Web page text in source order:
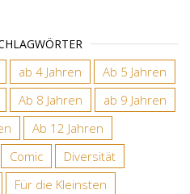
ab 4 Jahren
Ab 5 Jahren
Ab 8 Jahren
ab 9 Jahren
Ab 12 Jahren
Comic
Diversität
Für die Kleinsten